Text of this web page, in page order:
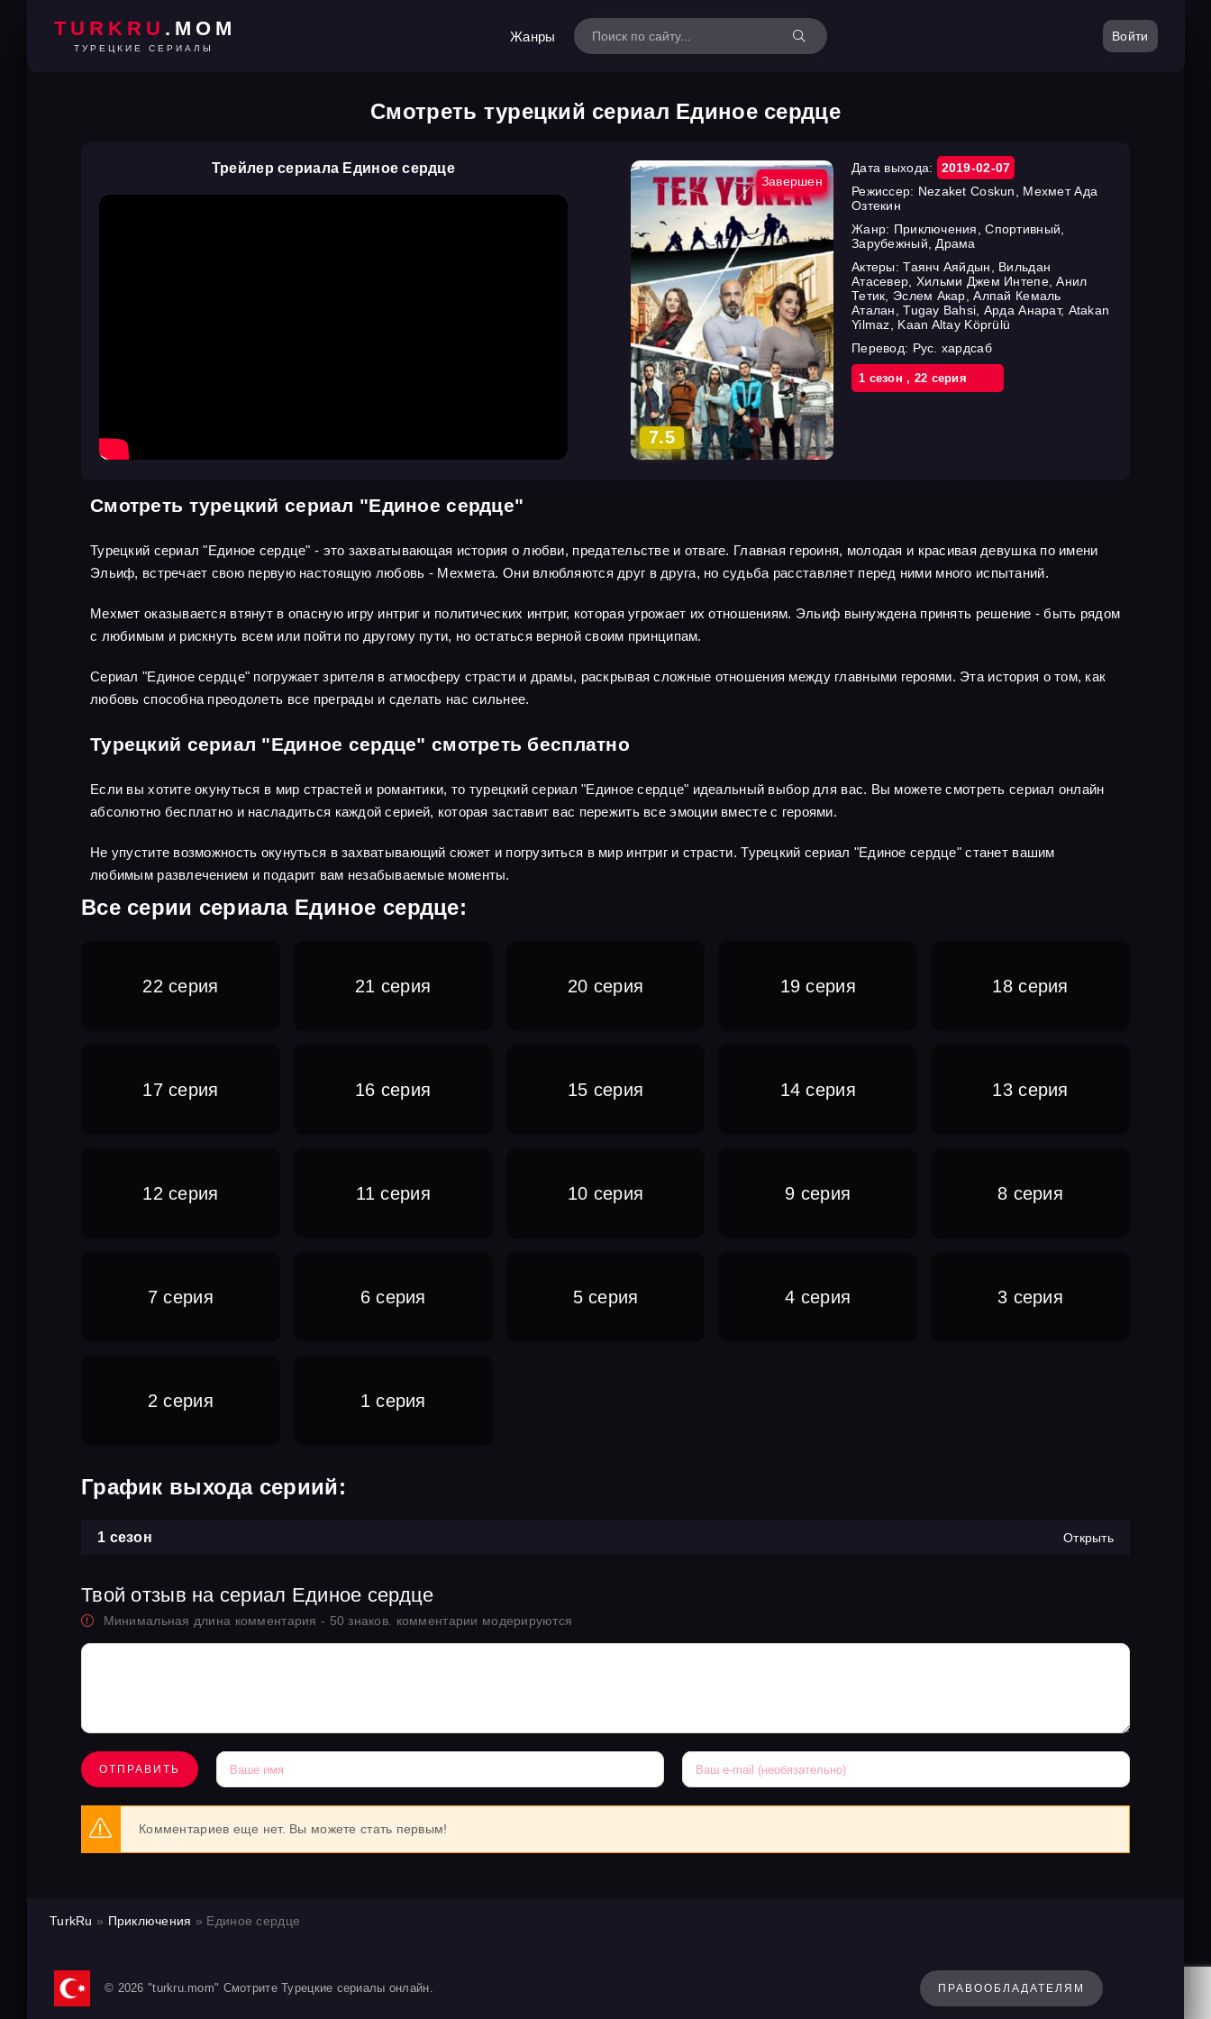
TURKRU .MOM
ТУРЕЦКИЕ СЕРИАЛЫ
Жанры Войти
Смотреть турецкий сериал Единое сердце
Трейлер сериала Единое сердце
Завершен
7.5
Дата выхода:
2019-02-07
Режиссер: Nezaket Coskun, Мехмет Ада
Озтекин
Жанр: Приключения, Спортивный,
Зарубежный, Драма
Актеры:Таянч Аяйдын, Вильдан
Атасевер, Хильми Джем Интепе, Анил
Тетик, Эслем Акар, Алпай Кемаль
Аталан, Tugay Bahsi, Арда Анарат, Atakan
Yilmaz, Kaan Altay Köprülü
Перевод: Рус. хардсаб
1 cезон, 22 cерия
Смотреть турецкий сериал "Единое сердце"
Турецкий сериал "Единое сердце" - это захватывающая история о любви, предательстве и отваге. Главная героиня, молодая и красивая девушка по имени
Эльиф, встречает свою первую настоящую любовь - Мехмета. Они влюбляются друг в друга, но судьба расставляет перед ними много испытаний.
Мехмет оказывается втянут в опасную игру интриг и политических интриг, которая угрожает их отношениям. Эльиф вынуждена принять решение - быть рядом
с любимым и рискнуть всем или пойти по другому пути, но остаться верной своим принципам.
Сериал "Единое сердце" погружает зрителя в атмосферу страсти и драмы, раскрывая сложные отношения между главными героями. Эта история о том, как
любовь способна преодолеть все преграды и сделать нас сильнее.
Турецкий сериал "Единое сердце" смотреть бесплатно
Если вы хотите окунуться в мир страстей и романтики, то турецкий сериал "Единое сердце" идеальный выбор для вас. Вы можете смотреть сериал онлайн
абсолютно бесплатно и насладиться каждой серией, которая заставит вас пережить все эмоции вместе с героями.
Не упустите возможность окунуться в захватывающий сюжет и погрузиться в мир интриг и страсти. Турецкий сериал "Единое сердце" станет вашим
любимым развлечением и подарит вам незабываемые моменты.
Все серии сериала Единое сердце:
22 серия 21 серия 20 серия 19 серия 18 серия
17 серия 16 серия 15 серия 14 серия 13 серия
12 серия 11 серия 10 серия 9 серия 8 серия
7 серия 6 серия 5 серия 4 серия 3 серия
2 серия 1 серия
График выхода сериий:
1 сезон Открыть
Твой отзыв на сериал Единое сердце
Минимальная длина комментария - 50 знаков. комментарии модерируются
ОТПРАВИТЬ
Комментариев еще нет. Вы можете стать первым!
TurkRu » Приключения » Единое сердце
© 2026 "turkru.mom" Смотрите Турецкие сериалы онлайн. ПРАВООБЛАДАТЕЛЯМ